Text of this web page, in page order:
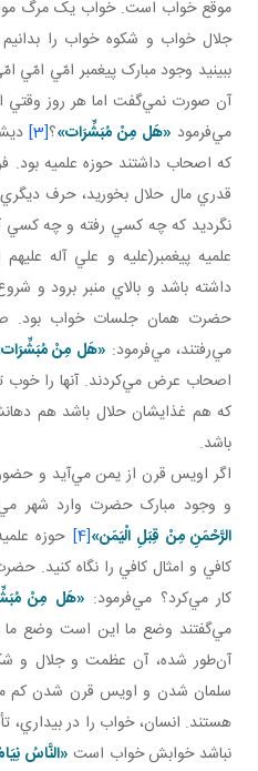
موقع خواب است. خواب يک مرگ
جلال خواب و شکوه خواب را
ببينيد وجود مبارک پيغمبر امّي
آن صورت نمي‌گفت اما هر روز
مي‌فرمود «هَل مِنْ مُبَشِّرَات»؟[3]
که اصحاب داشتند حوزه علميه
قدري مال حلال بخوريد، حرف ديگري
نگرديد که چه کسي رفته و چه کسي
علميه پيغمبر(عليه و علي آله
داشته باشد و بالاي منبر برود و
حضرت همان جلسات خواب
مي‌رفتند، مي‌فرمود: «هَل مِنْ
اصحاب عرض مي‌کردند. آنها را خوب
که هم غذايشان حلال باشد هم
باشد.
اگر اويس قرن از يمن مي‌آيد و
و وجود مبارک حضرت وارد شهر
الرَّحْمَنِ مِنْ قِبَلِ الْيَمَن‏»[4]
حوزه
کافي و امثال کافي را نگاه کنيد.
کار مي‌کرد؟ مي‌فرمود: «هَل مِنْ
مي‌گفتند وضع ما اين است وضع
آن‌طور شده، آن عظمت و جلال و
سلمان شدن و اويس قرن شدن کم
هستند. انسان، خواب را در بيداري،
نباشد خوابش خواب است «النَّاسُ